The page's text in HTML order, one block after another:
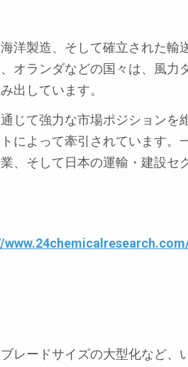
洋製造、そして確立された輸
オランダなどの国々は、風力
出しています。
じて強力な市場ポジションを
によって牽引されています。
、そして日本の運輸・建設セ
レードサイズの大型化など、